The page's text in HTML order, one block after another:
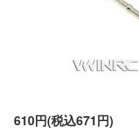
610円(税込671円)